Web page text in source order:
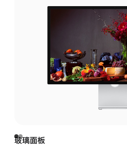
玻璃面板